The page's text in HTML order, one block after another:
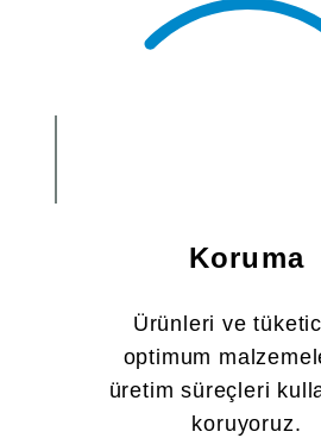
Koruma
Ürünleri ve
optimum
üretim süreçleri
koruyoruz.